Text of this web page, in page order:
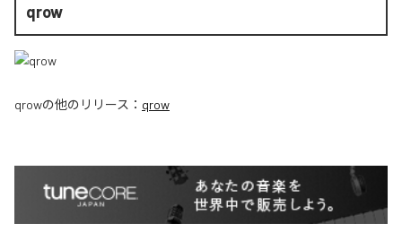
qrow
qrowの他のリリース： qrow